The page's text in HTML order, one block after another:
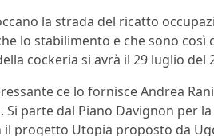
la strada del ricatto
lo stabilimento e che sono
cockeria si avrà il 29 luglio del
ce lo fornisce Andrea
Si parte dal Piano Davignon per
il progetto Utopia proposto da